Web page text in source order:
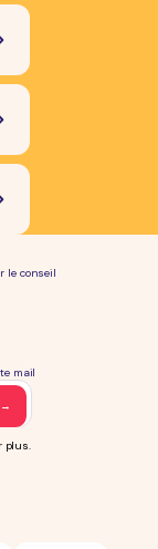
le conseil
mail
plus.